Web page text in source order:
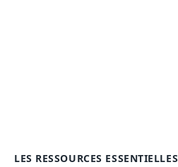
LES RESSOURCES ESSENTIELLES